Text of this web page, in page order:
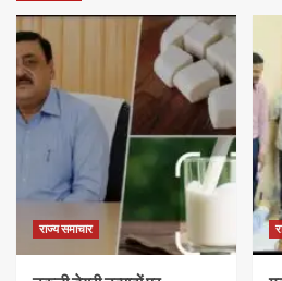
राज्य समाचार